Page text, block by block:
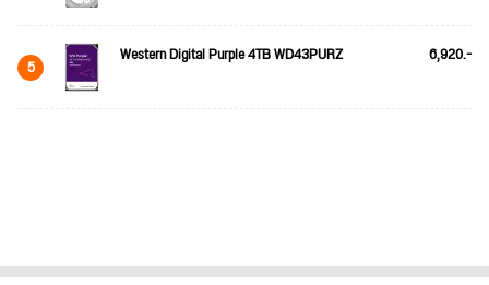
5 Western Digital Purple 4TB WD43PURZ 6,920.-